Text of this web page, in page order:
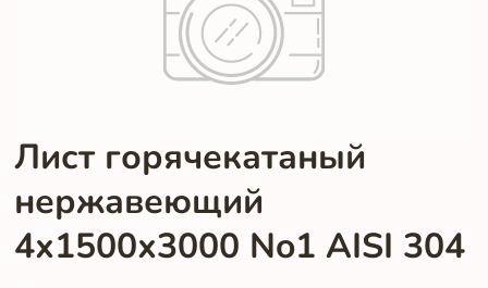
Лист горячекатаный
нержавеющий
4х1500х3000 No1 AISI 304